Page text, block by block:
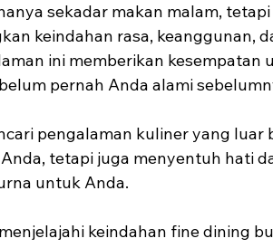
sekadar makan malam,
keindahan rasa, keanggunan,
ini memberikan kesempatan
pernah Anda alami
pengalaman kuliner yang luar
tetapi juga menyentuh hati
untuk Anda.
keindahan fine dining